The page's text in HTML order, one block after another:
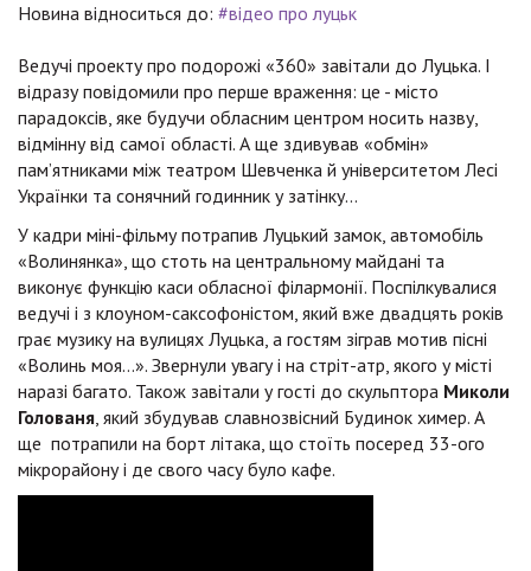
Новина відноситься до: #відео про луцьк
Ведучі проекту про подорожі «360» завітали до Луцька. І
відразу повідомили про перше враження: це - місто
парадоксів, яке будучи обласним центром носить назву,
відмінну від самої області. А ще здивував «обмін»
пам’ятниками між театром Шевченка й університетом Лесі
Українки та сонячний годинник у затінку…
У кадри міні-фільму потрапив Луцький замок, автомобіль
«Волинянка», що стоть на центральному майдані та
виконує функцію каси обласної філармонії. Поспілкувалися
ведучі і з клоуном-саксофоністом, який вже двадцять років
грає музику на вулицях Луцька, а гостям зіграв мотив пісні
«Волинь моя…». Звернули увагу і на стріт-атр, якого у місті
наразі багато. Також завітали у гості до скульптора Миколи
Голованя, який збудував славнозвісний Будинок химер. А
ще потрапили на борт літака, що стоїть посеред 33-ого
мікрорайону і де свого часу було кафе.